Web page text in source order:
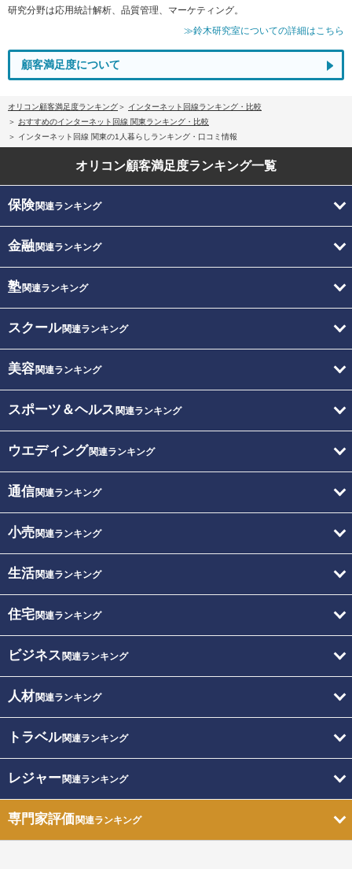
研究分野は応用統計解析、品質管理、マーケティング。
≫鈴木研究室についての詳細はこちら
顧客満足度について
オリコン顧客満足度ランキング
インターネット回線ランキング・比較
おすすめのインターネット回線 関東ランキング・比較
インターネット回線 関東の1人暮らしランキング・口コミ情報
オリコン顧客満足度ランキング一覧
保険関連ランキング
金融関連ランキング
塾関連ランキング
スクール関連ランキング
美容関連ランキング
スポーツ＆ヘルス 関連ランキング
ウエディング関連ランキング
通信関連ランキング
小売関連ランキング
生活関連ランキング
住宅関連ランキング
ビジネス 関連ランキング
人材関連ランキング
トラベル関連ランキング
レジャー関連ランキング
専門家評価関連ランキング